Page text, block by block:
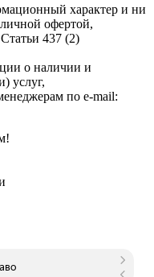
характер и ни
офертой,
437 (2)
о наличии и
услуг,
по e-mail: